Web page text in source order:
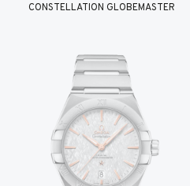
CONSTELLATION GLOBEMASTER